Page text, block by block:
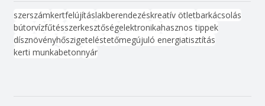
szerszámkertfelújításlakberendezéskreatív ötletbarkácsolás
bútorvízfűtésszerkesztőségelektronikahasznos tippek
dísznövényhőszigeteléstetőmegújuló energiatisztítás
kerti munkabetonnyár